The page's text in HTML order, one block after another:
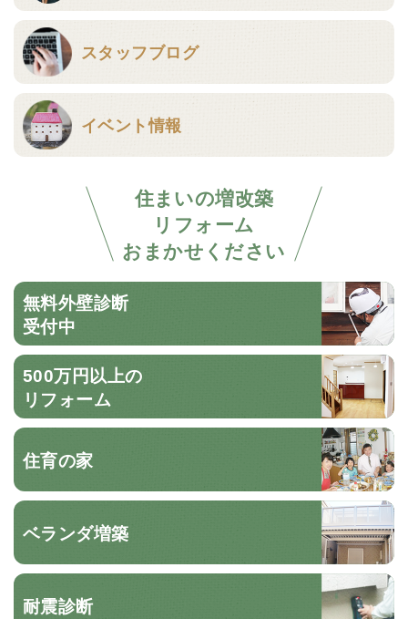
スタッフブログ
イベント情報
住まいの増改築
リフォーム
おまかせください
無料外壁診断
受付中
500万円以上の
リフォーム
住育の家
ベランダ増築
耐震診断